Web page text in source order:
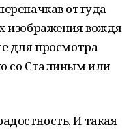
оттуда
изображения вождя
для просмотра
со Сталиным или
И такая